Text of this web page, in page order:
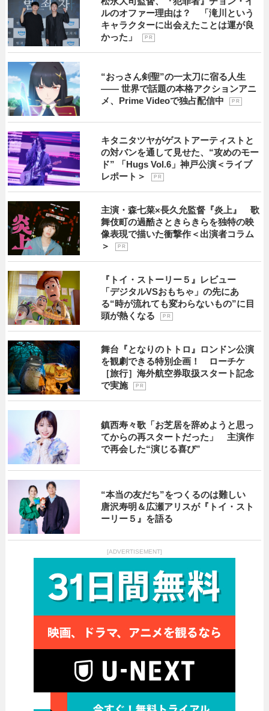
ルのオファー理由は？ 「滝川という
キャラクターに出会えたことは運が良
かった」
P R
“おっさん剣聖”の一太刀に宿る人生
―― 世界で話題の本格アクションアニ
メ、Prime Videoで独占配信中
P R
キタニタツヤがゲストアーティストと
の対バンを通して見せた、“攻めのモー
ド” 「Hugs Vol.6」神戸公演＜ライブ
レポート＞
P R
主演・森七菜×長久允監督『炎上』 歌
舞伎町の過酷さときらきらを独特の映
像表現で描いた衝撃作＜出演者コラム
＞
P R
『トイ・ストーリー５』レビュー
「デジタルVSおもちゃ」の先にあ
る“時が流れても変わらないもの”に目
頭が熱くなる
P R
舞台『となりのトトロ』ロンドン公演
を観劇できる特別企画！ ローチケ
［旅行］海外航空券取扱スタート記念
で実施
P R
鎮西寿々歌「お芝居を辞めようと思っ
てからの再スタートだった」 主演作
で再会した“演じる喜び”
“本当の友だち”をつくるのは難しい
唐沢寿明＆広瀬アリスが『トイ・スト
ーリー５』を語る
[ADVERTISEMENT]